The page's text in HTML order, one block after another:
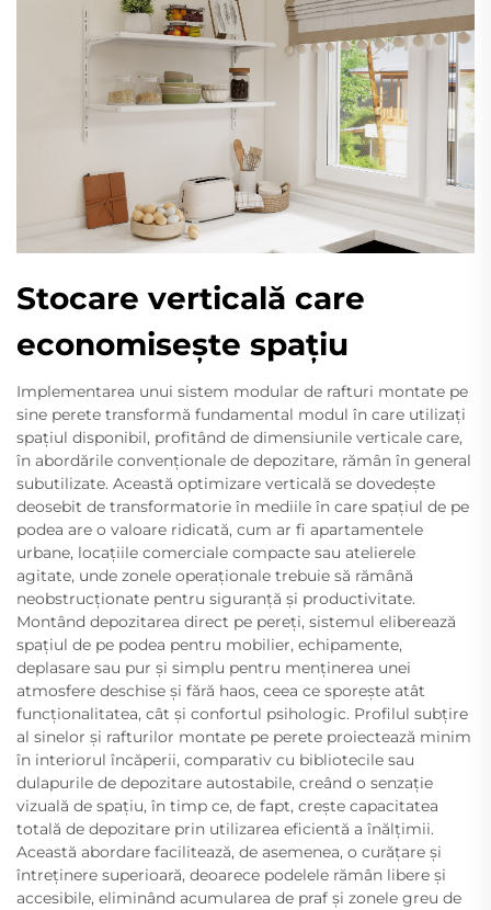
Stocare verticală care
economisește spațiu
Implementarea unui sistem modular de rafturi montate pe
sine perete transformă fundamental modul în care utilizați
spațiul disponibil, profitând de dimensiunile verticale care,
în abordările convenționale de depozitare, rămân în general
subutilizate. Această optimizare verticală se dovedește
deosebit de transformatorie în mediile în care spațiul de pe
podea are o valoare ridicată, cum ar fi apartamentele
urbane, locațiile comerciale compacte sau atelierele
agitate, unde zonele operaționale trebuie să rămână
neobstrucționate pentru siguranță și productivitate.
Montând depozitarea direct pe pereți, sistemul eliberează
spațiul de pe podea pentru mobilier, echipamente,
deplasare sau pur și simplu pentru menținerea unei
atmosfere deschise și fără haos, ceea ce sporește atât
funcționalitatea, cât și confortul psihologic. Profilul subțire
al sinelor și rafturilor montate pe perete proiectează minim
în interiorul încăperii, comparativ cu bibliotecile sau
dulapurile de depozitare autostabile, creând o senzație
vizuală de spațiu, în timp ce, de fapt, crește capacitatea
totală de depozitare prin utilizarea eficientă a înălțimii.
Această abordare facilitează, de asemenea, o curățare și
întreținere superioară, deoarece podelele rămân libere și
accesibile, eliminând acumularea de praf și zonele greu de